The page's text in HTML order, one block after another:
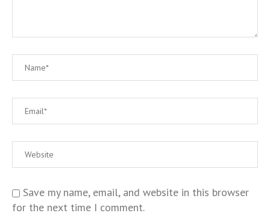
Save my name, email, and website in this browser
for the next time I comment.